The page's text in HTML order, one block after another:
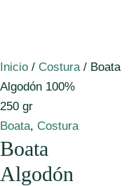
Inicio / Costura / Boata
Algodón 100%
250 gr
Boata, Costura
Boata
Algodón